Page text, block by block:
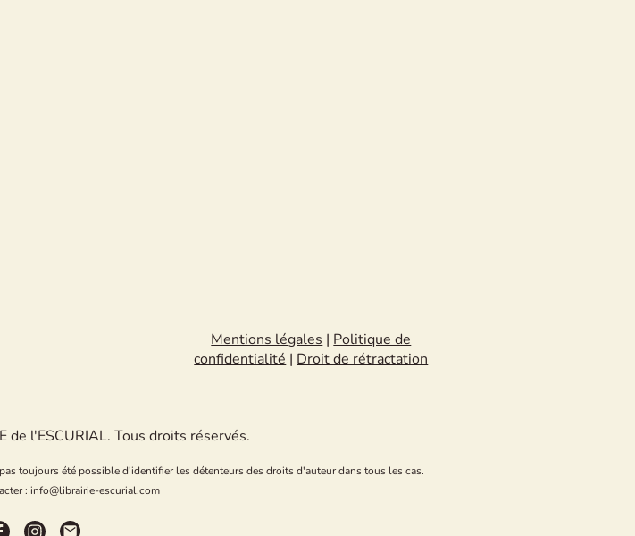
Mentions légales|Politique de
confidentialité|Droit de rétractation
de l'ESCURIAL. Tous droits réservés.
toujours été possible d'identifier les détenteurs des droits d'auteur dans tous les cas.
: info@librairie-escurial.com